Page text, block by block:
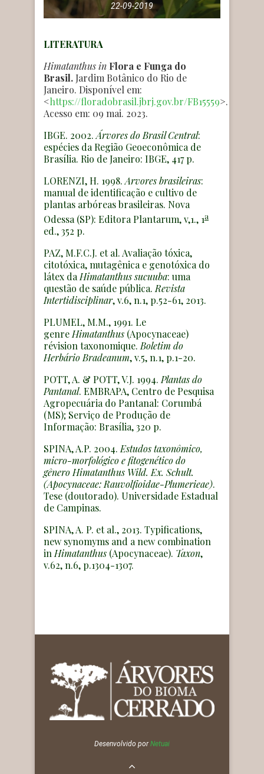
22-09-2019
LITERATURA
Himatanthusin Flora e Funga do
Brasil. Jardim Botânico do Rio de
Janeiro. Disponível em:
<https://floradobrasil.jbrj.gov.br/FB15559>.
Acesso em: 09 mai. 2023.
IBGE. 2002. Árvores do Brasil Central:
espécies da Região Geoeconômica de
Brasília. Rio de Janeiro: IBGE, 417 p.
LORENZI, H. 1998. Arvores brasileiras:
manual de identificação e cultivo de
plantas arbóreas brasileiras. Nova
Odessa (SP): Editora Plantarum, v,1., 1a
ed., 352 p.
PAZ, M.F.C.J. et al. Avaliação tóxica,
citotóxica, mutagênica e genotóxica do
látex da Himatanthus sucuuba: uma
questão de saúde pública. Revista
Intertidisciplinar, v.6, n.1, p.52-61, 2013.
PLUMEL, M.M., 1991. Le
genre Himatanthus (Apocynaceae)
révision taxonomique. Boletim do
Herbário Bradeanum, v.5, n.1, p.1-20.
POTT, A. & POTT, V.J. 1994. Plantas do
Pantanal. EMBRAPA, Centro de Pesquisa
Agropecuária do Pantanal: Corumbá
(MS); Serviço de Produção de
Informação: Brasília, 320 p.
SPINA, A.P. 2004. Estudos taxonômico,
micro-morfológico e fitogenético do
gênero Himatanthus Wild. Ex. Schult.
(Apocynaceae: Rauvolfioidae-Plumerieae).
Tese (doutorado). Universidade Estadual
de Campinas.
SPINA, A. P. et al., 2013. Typifications,
new synomyms and a new combination
in Himatanthus (Apocynaceae). Taxon,
v.62, n.6, p.1304-1307.
Desenvolvido porNetuai